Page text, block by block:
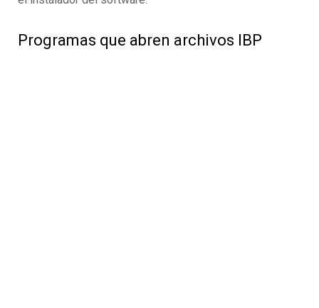
Programas que abren archivos IBP